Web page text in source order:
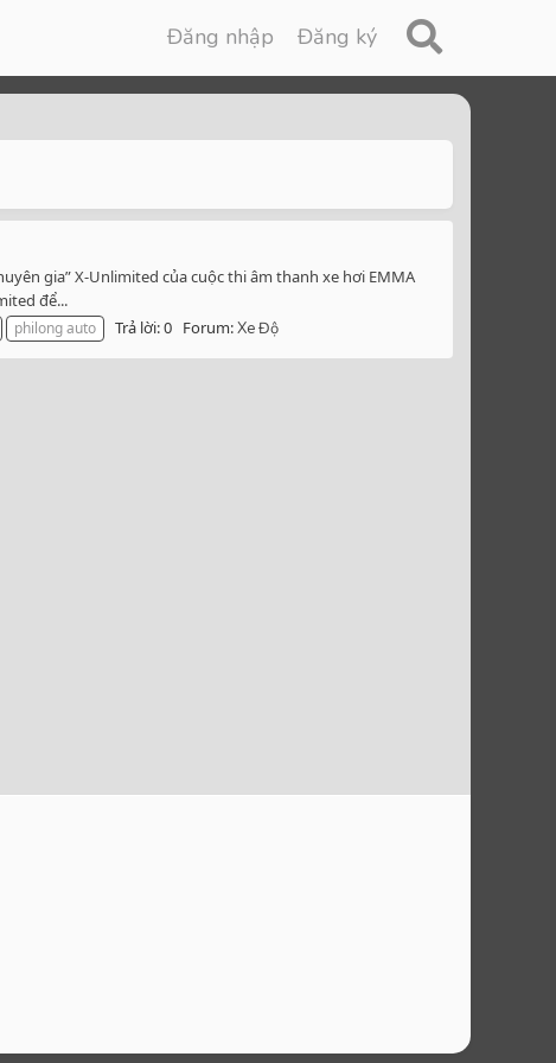
Đăng nhập Đăng ký
gia” X-Unlimited của cuộc thi âm thanh xe hơi EMMA
để...
philong auto Trả lời: 0 Forum:Xe Độ